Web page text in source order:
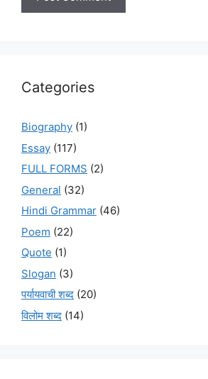
Categories
Biography (1)
Essay (117)
FULL FORMS (2)
General (32)
Hindi Grammar (46)
Poem (22)
Quote (1)
Slogan (3)
पर्यायवाची शब्द (20)
विलोम शब्द (14)